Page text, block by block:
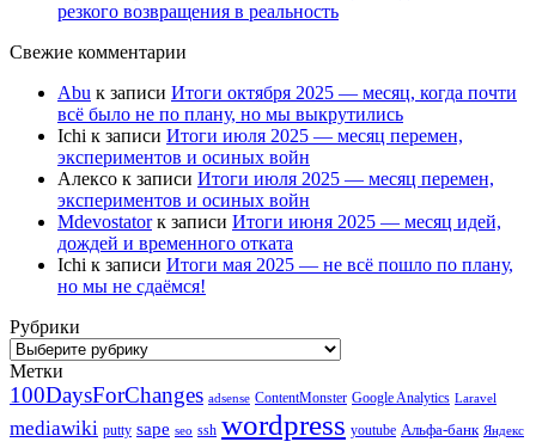
резкого возвращения в реальность
Свежие комментарии
Abu к записи Итоги октября 2025 — месяц, когда почти
всё было не по плану, но мы выкрутились
Ichi к записи Итоги июля 2025 — месяц перемен,
экспериментов и осиных войн
Алексо к записи Итоги июля 2025 — месяц перемен,
экспериментов и осиных войн
Mdevostatorк записи Итоги июня 2025 — месяц идей,
дождей и временного отката
Ichi к записи Итоги мая 2025 — не всё пошло по плану,
но мы не сдаёмся!
Рубрики
Рубрики
Метки
100DaysForChanges adsense ContentMonster Google Analytics Laravel
mediawiki putty sape seo ssh wordpress youtube Альфа-банк Яндекс